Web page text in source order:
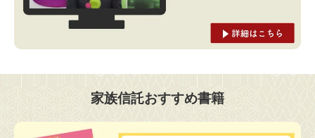
家族信託おすすめ書籍